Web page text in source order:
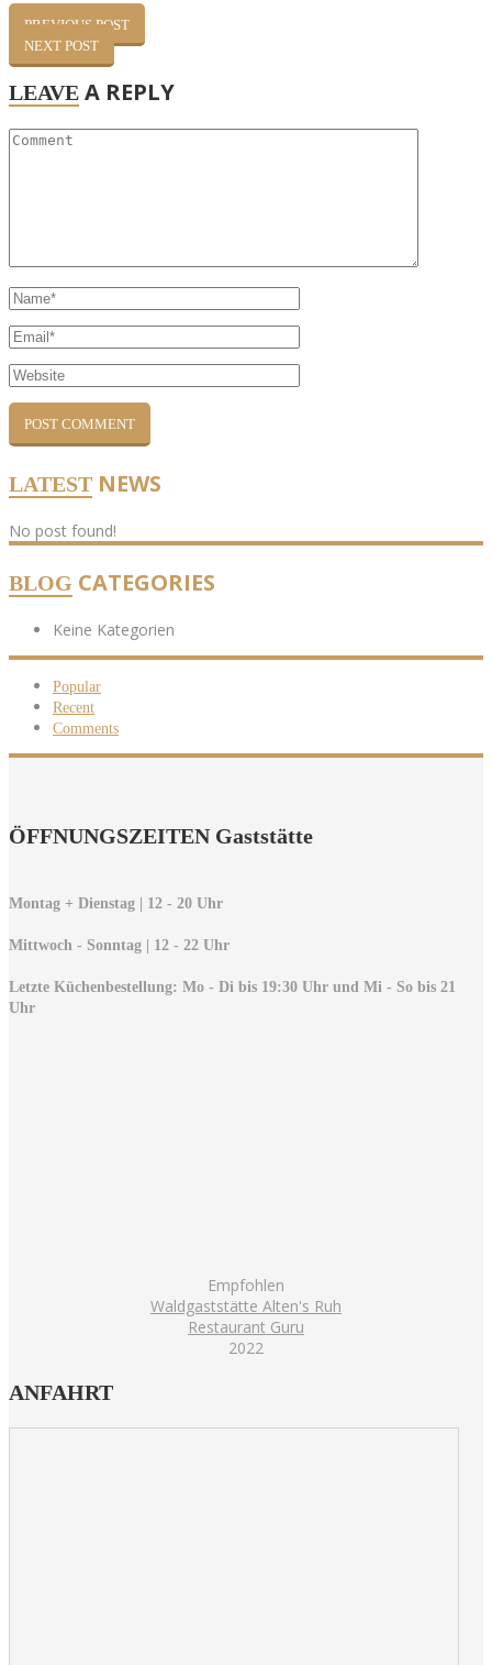
PREVIOUS POST
NEXT POST
LEAVE A REPLY
LATEST NEWS
No post found!
BLOG CATEGORIES
Keine Kategorien
Popular
Recent
Comments
ÖFFNUNGSZEITEN Gaststätte
Montag + Dienstag | 12 - 20 Uhr
Mittwoch - Sonntag | 12 - 22 Uhr
Letzte Küchenbestellung: Mo - Di bis 19:30 Uhr und Mi - So bis 21
Uhr
Empfohlen
Waldgaststätte Alten's Ruh
Restaurant Guru
2022
ANFAHRT